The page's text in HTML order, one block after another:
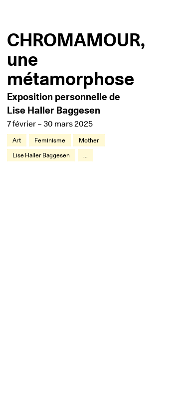
CHROMAMOUR,
une
métamorphose
Exposition personnelle de
Lise Haller Baggesen
7 février – 30 mars 2025
Art Feminisme
Mother
Lise Haller Baggesen
...